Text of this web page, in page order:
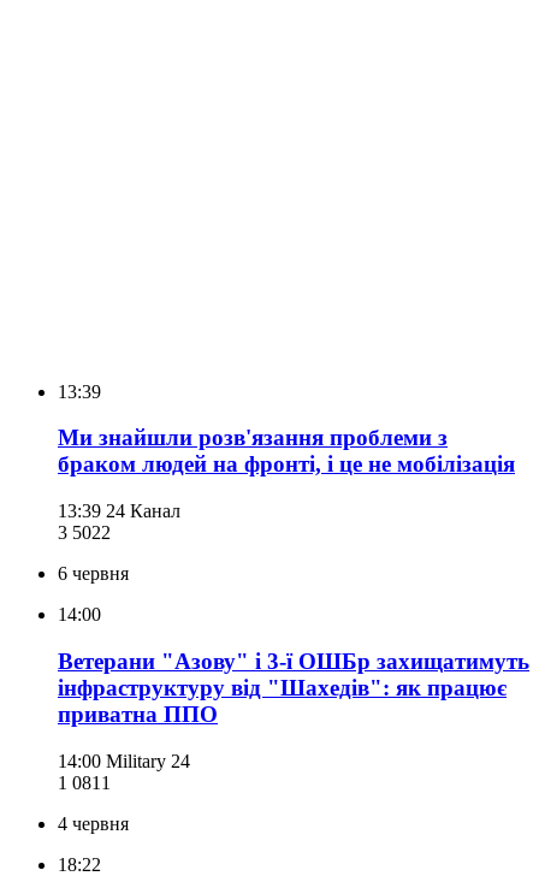
13:39
Ми знайшли розв'язання проблеми з
браком людей на фронті, і це не мобілізація
13:39 24 Канал
3 5022
6 червня
14:00
Ветерани "Азову" і 3-ї ОШБр захищатимуть
інфраструктуру від "Шахедів": як працює
приватна ППО
14:00 Military 24
1 081 1
4 червня
18:22